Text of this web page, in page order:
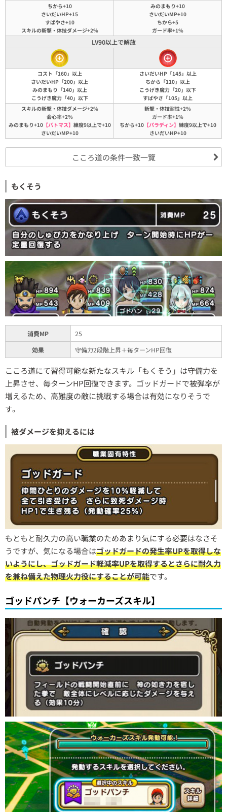
ちから+10
さいだいHP+15
すばやさ+10
スキルの斬撃・体技ダメージ+2%
みのまもり+10
さいだいMP+10
ちから+5
ガード率+1%
LV90以上で解放
コスト「160」以上
さいだいHP「200」以上
みのまもり「140」以上
こうげき魔力「40」以下
さいだいHP「145」以上
ちから「110」以上
こうげき魔力「20」以下
すばやさ「105」以上
スキルの斬撃・体技ダメージ+2%
会心率+2%
みのまもり+10【バトマス】 練度9以上で+10
さいだいMP+10
斬撃・体技耐性+2%
ガード率+1%
ちから+10【パラディン】 練度9以上で+10
さいだいHP+10
こころ道の条件一致一覽
もくそう
消費MP
25
効果
守備力2段階上昇＋毎ターンHP回復
こころ道にて習得可能な新たなスキル「もくそう」は守備力を
上昇させ、毎ターンHP回復できます。ゴッドガードで被弾率が
増えるため、高難度の敵に挑戦する場合は有効になりそうで
す。
被ダメージを抑えるには
もともと耐久力の高い職業のためあまり気にする必要はなさそ
うですが、気になる場合はゴッドガードの発生率UPを取得しな
いようにし、ゴッドガード軽減率UPを取得するとさらに耐久力
を兼ね備えた物理火力役にすることが可能です。
ゴッドパンチ【ウォーカーズスキル】